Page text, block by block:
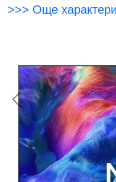
>>> Още
<< Предишна